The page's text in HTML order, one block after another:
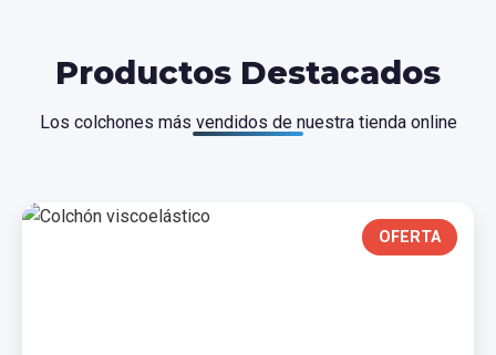
Productos Destacados
Los colchones más vendidos de nuestra tienda online
OFERTA